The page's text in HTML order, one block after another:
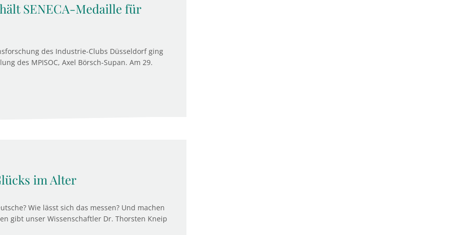
SENECA-Medaille für
des Industrie-Clubs Düsseldorf ging
des MPISOC, Axel Börsch-Supan. Am 29.
im Alter
Wie lässt sich das messen? Und machen
gibt unser Wissenschaftler Dr. Thorsten Kneip